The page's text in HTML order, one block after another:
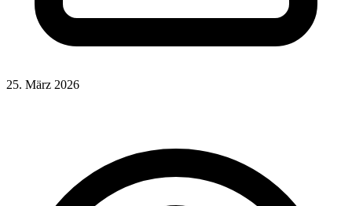
25. März 2026